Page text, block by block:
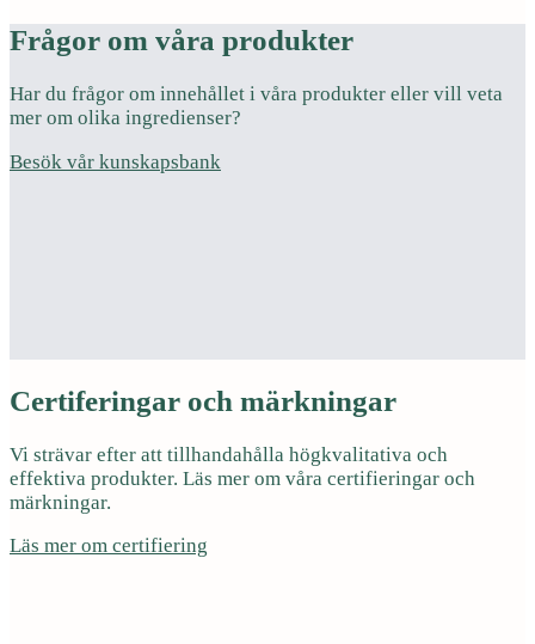
Frågor om våra produkter
Har du frågor om innehållet i våra produkter eller vill veta
mer om olika ingredienser?
Besök vår kunskapsbank
Certiferingar och märkningar
Vi strävar efter att tillhandahålla högkvalitativa och
effektiva produkter. Läs mer om våra certifieringar och
märkningar.
Läs mer om certifiering